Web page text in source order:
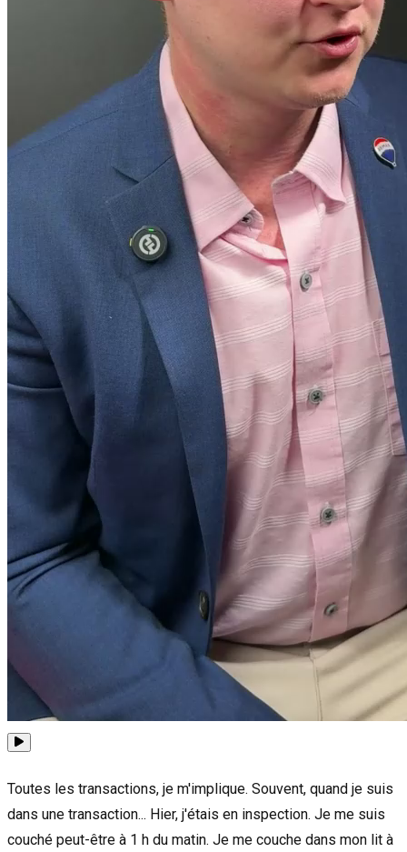
Toutes les transactions, je m'implique. Souvent, quand je suis
dans une transaction... Hier, j'étais en inspection. Je me suis
couché peut-être à 1 h du matin. Je me couche dans mon lit à